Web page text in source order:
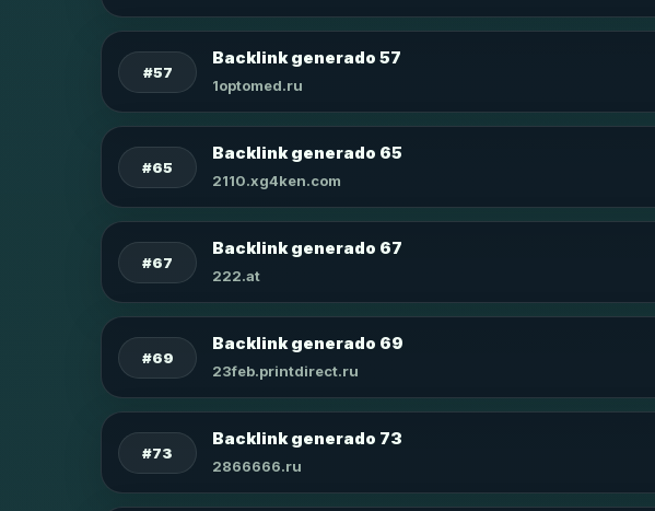
#57
Backlink generado 57
1optomed.ru
#65
Backlink generado 65
2110.xg4ken.com
#67
Backlink generado 67
222.at
#69
Backlink generado 69
23feb.printdirect.ru
#73
Backlink generado 73
2866666.ru